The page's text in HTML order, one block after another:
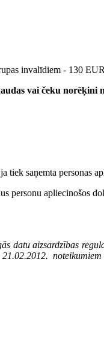
invalīdiem - 130
vai čeku norēķini
tiek saņemta personas
personu apliecinošos
datu aizsardzības